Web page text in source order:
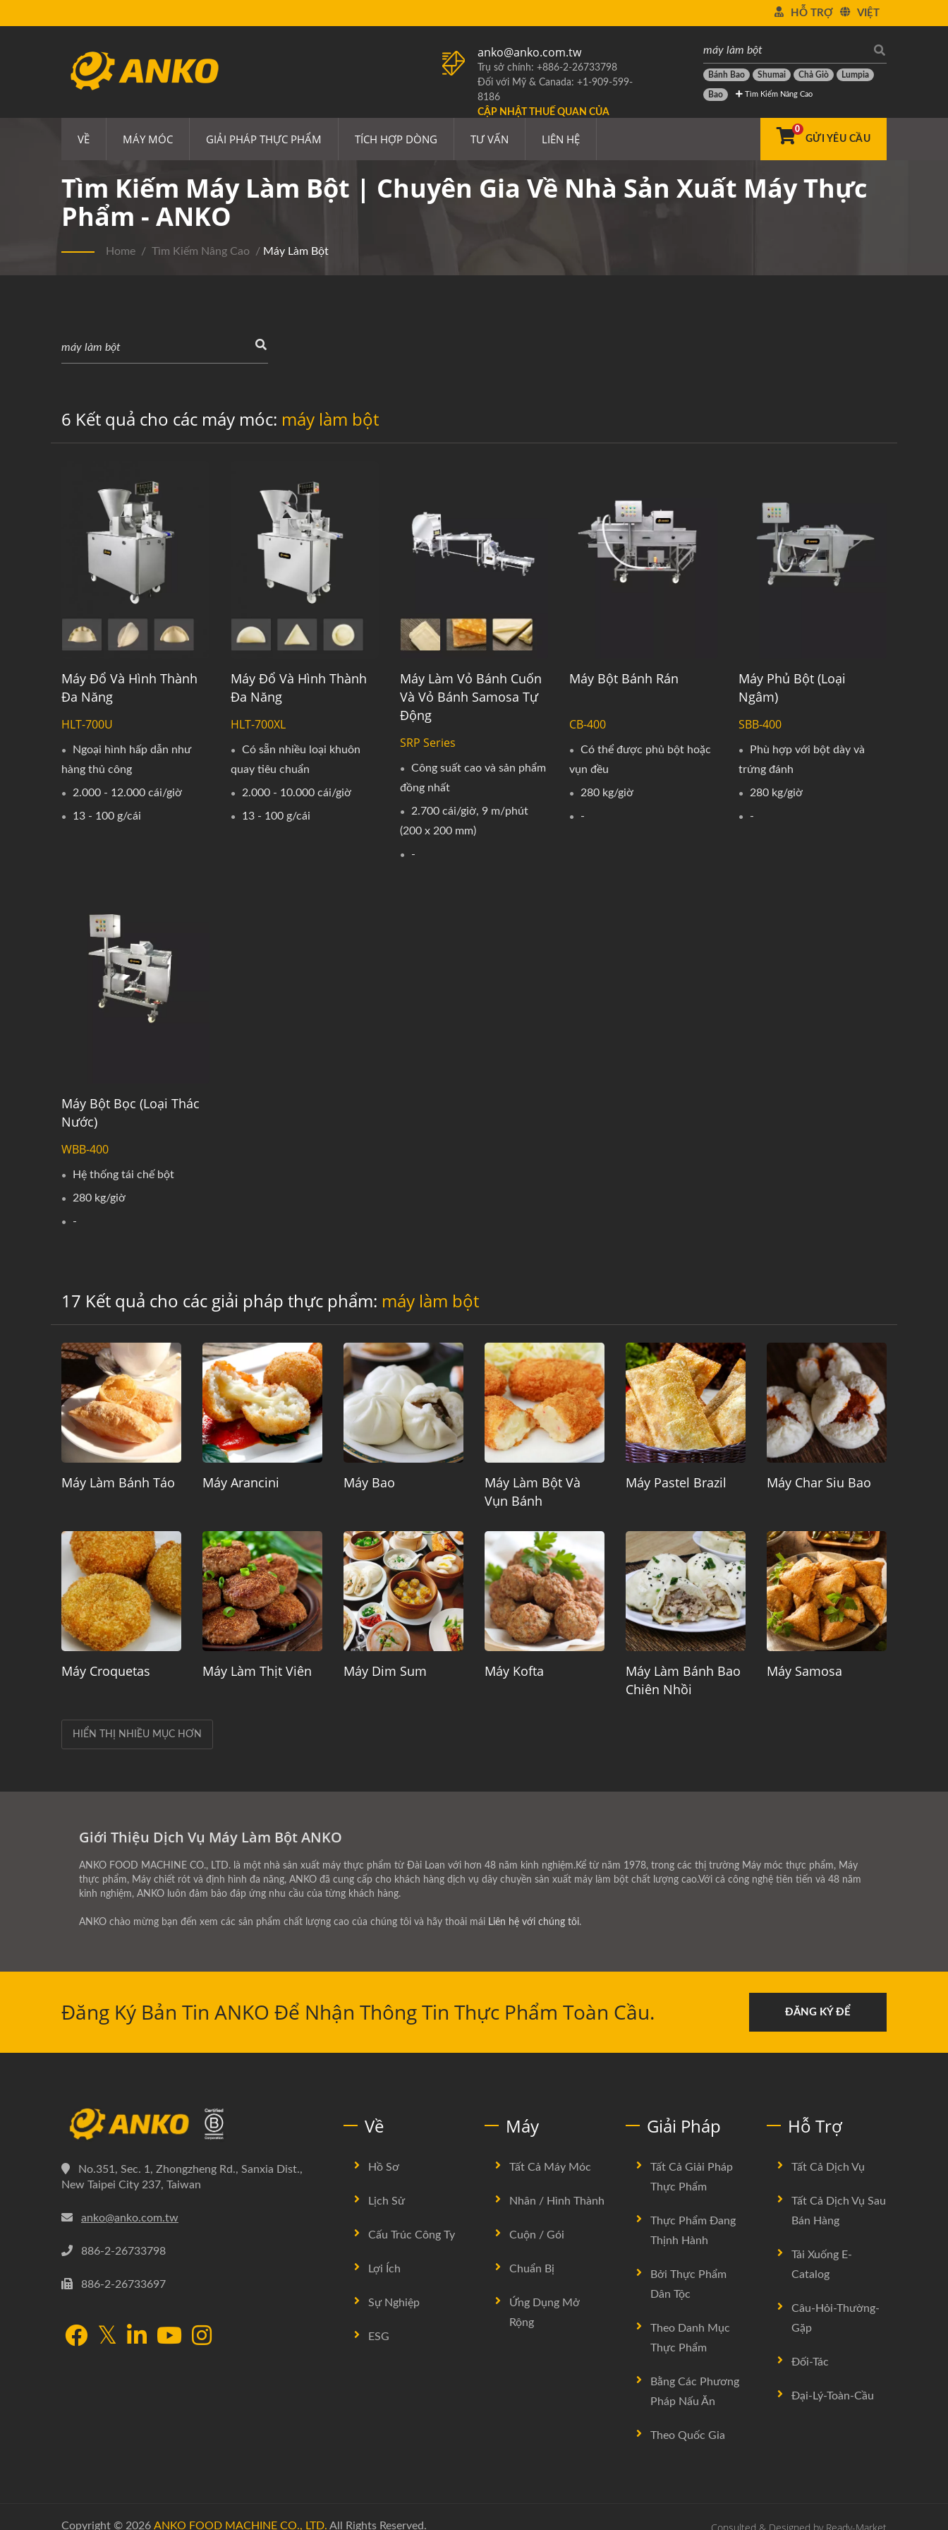
VIỆT
HỖ TRỢ
Bánh Bao Shumai Chả Giò Lumpia
Bao Tìm Kiếm Nâng Cao
anko@anko.com.tw
Trụ sở chính: +886-2-26733798
Đối với Mỹ & Canada: +1-909-599-
8186
CẬP NHẬT THUẾ QUAN CỦA
VỀ MÁY MÓC GIẢI PHÁP THỰC PHẨM TÍCH HỢP DÒNG TƯ VẤN LIÊN HỆ
0
GỬI YÊU CẦU
Tìm Kiếm Máy Làm Bột | Chuyên Gia Về Nhà Sản Xuất Máy Thực
Phẩm - ANKO
Home / Tìm Kiếm Nâng Cao / Máy Làm Bột
6 Kết quả cho các máy móc: máy làm bột
Máy Đổ Và Hình Thành
Đa Năng
HLT-700U
Ngoại hình hấp dẫn như
hàng thủ công
2.000 - 12.000 cái/giờ
13 - 100 g/cái
Máy Đổ Và Hình Thành
Đa Năng
HLT-700XL
Có sẵn nhiều loại khuôn
quay tiêu chuẩn
2.000 - 10.000 cái/giờ
13 - 100 g/cái
Máy Làm Vỏ Bánh Cuốn
Và Vỏ Bánh Samosa Tự
Động
SRP Series
Công suất cao và sản phẩm
đồng nhất
2.700 cái/giờ, 9 m/phút
(200 x 200 mm)
-
Máy Bột Bánh Rán
CB-400
Có thể được phủ bột hoặc
vụn đều
280 kg/giờ
-
Máy Phủ Bột (Loại
Ngâm)
SBB-400
Phù hợp với bột dày và
trứng đánh
280 kg/giờ
-
Máy Bột Bọc (Loại Thác
Nước)
WBB-400
Hệ thống tái chế bột
280 kg/giờ
-
17 Kết quả cho các giải pháp thực phẩm: máy làm bột
Máy Làm Bánh Táo Máy Arancini Máy Bao
Máy Làm Bột Và
Vụn Bánh
Máy Pastel Brazil Máy Char Siu Bao
Máy Croquetas Máy Làm Thịt Viên Máy Dim Sum Máy Kofta
Máy Làm Bánh Bao
Chiên Nhồi
Máy Samosa
HIỂN THỊ NHIỀU MỤC HƠN
Giới Thiệu Dịch Vụ Máy Làm Bột ANKO
ANKO FOOD MACHINE CO., LTD. là một nhà sản xuất máy thực phẩm từ Đài Loan với hơn 48 năm kinh nghiệm.Kể từ năm 1978, trong các thị trường Máy móc thực phẩm, Máy
thực phẩm, Máy chiết rót và định hình đa năng, ANKO đã cung cấp cho khách hàng dịch vụ dây chuyền sản xuất máy làm bột chất lượng cao.Với cả công nghệ tiên tiến và 48 năm
kinh nghiệm, ANKO luôn đảm bảo đáp ứng nhu cầu của từng khách hàng.
ANKO chào mừng bạn đến xem các sản phẩm chất lượng cao của chúng tôi và hãy thoải mái Liên hệ với chúng tôi.
Đăng Ký Bản Tin ANKO Để Nhận Thông Tin Thực Phẩm Toàn Cầu. ĐĂNG KÝ ĐỂ
No.351, Sec. 1, Zhongzheng Rd., Sanxia Dist.,
New Taipei City 237, Taiwan
anko@anko.com.tw
886-2-26733798
886-2-26733697
Về
Hồ Sơ
Lịch Sử
Cấu Trúc Công Ty
Lợi Ích
Sự Nghiệp
ESG
Máy
Tất Cả Máy Móc
Nhân / Hình Thành
Cuộn / Gói
Chuẩn Bị
Ứng Dụng Mở
Rộng
Giải Pháp
Tất Cả Giải Pháp
Thực Phẩm
Thực Phẩm Đang
Thịnh Hành
Bởi Thực Phẩm
Dân Tộc
Theo Danh Mục
Thực Phẩm
Bằng Các Phương
Pháp Nấu Ăn
Theo Quốc Gia
Hỗ Trợ
Tất Cả Dịch Vụ
Tất Cả Dịch Vụ Sau
Bán Hàng
Tải Xuống E-
Catalog
Câu-Hỏi-Thường-
Gặp
Đối-Tác
Đại-Lý-Toàn-Cầu
Copyright © 2026 ANKO FOOD MACHINE CO., LTD. All Rights Reserved.